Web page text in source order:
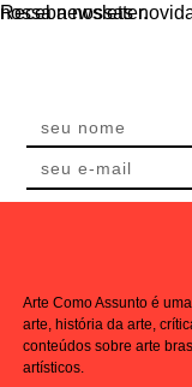
Receba nossas novidades e conteúdos por e-mail. Assine nossa newsletter.
Arte Como Assunto é
arte, história da arte,
conteúdos sobre arte
artísticos.